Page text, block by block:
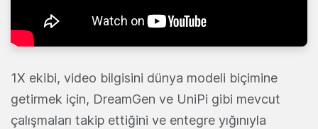
1X ekibi, video bilgisini dünya modeli biçimine
getirmek için, DreamGen ve UniPi gibi mevcut
çalışmaları takip ettiğini ve entegre yığınıyla